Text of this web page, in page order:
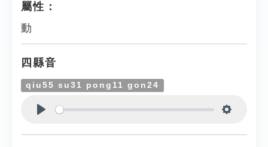
屬性：
動
四縣音
qiu55 su31 pong11 gon24